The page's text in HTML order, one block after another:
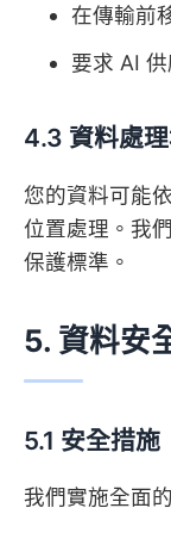
在傳輸前
要求 AI
4.3 資料處
您的資料可能
位置處理。我
保護標準。
5. 資料安
5.1 安全措施
我們實施全面